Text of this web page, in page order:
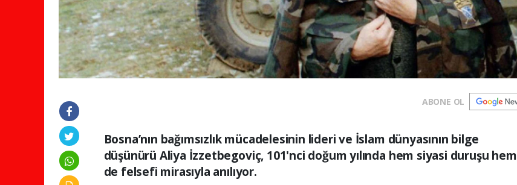
ABONE OL
Bosna’nın bağımsızlık mücadelesinin lideri ve İslam dünyasının bilge
düşünürü Aliya İzzetbegoviç, 101'nci doğum yılında hem siyasi duruşu hem
de felsefi mirasıyla anılıyor.